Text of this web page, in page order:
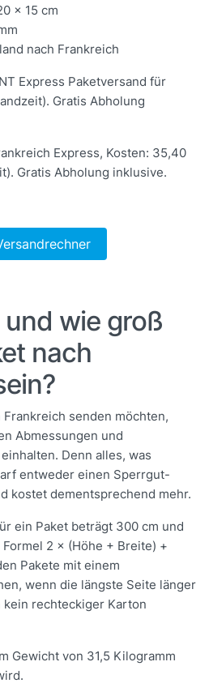
x 15 cm
nach Frankreich
Express Paketversand für
Gratis Abholung
Express, Kosten: 35,40
Gratis Abholung inklusive.
wie groß
nach
senden möchten,
Abmessungen und
Denn alles, was
entweder einen Sperrgut-
kostet dementsprechend mehr.
ein Paket beträgt 300 cm und
2 × (Höhe + Breite) +
Pakete mit einem
wenn die längste Seite länger
kein rechteckiger Karton
Gewicht von 31,5 Kilogramm